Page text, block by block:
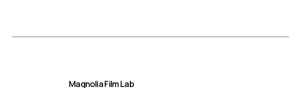
Magnolia Film Lab